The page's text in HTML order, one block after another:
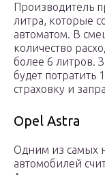
Производитель
литра, которые
автоматом. В
количество
более 6 литров.
будет потратить
страховку и
Opel Astra
Одним из самых
автомобилей